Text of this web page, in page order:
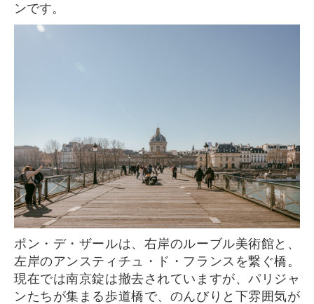
ンです。
ポン・デ・ザールは、右岸のルーブル美術館と、
左岸のアンスティチュ・ド・フランスを繋ぐ橋。
現在では南京錠は撤去されていますが、パリジャ
ンたちが集まる歩道橋で、のんびりと下雰囲気が